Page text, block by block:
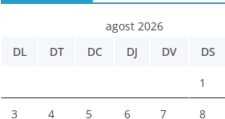
agost 2026
DL
DT DC DJ DV DS
1
3 4 5 6 7 8